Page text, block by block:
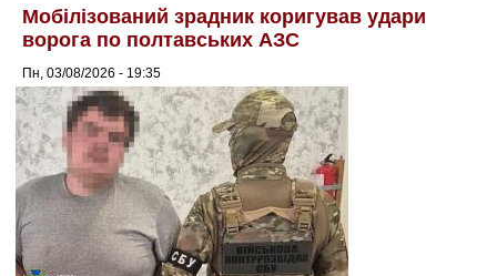
Мобілізований зрадник коригував удари
ворога по полтавських АЗС
Пн, 03/08/2026 - 19:35